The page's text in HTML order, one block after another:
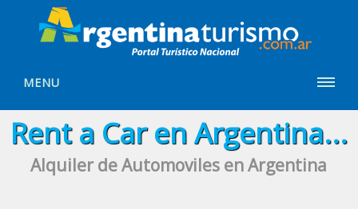
MENU
Rent a Car en Argentina...
Alquiler de Automoviles en Argentina